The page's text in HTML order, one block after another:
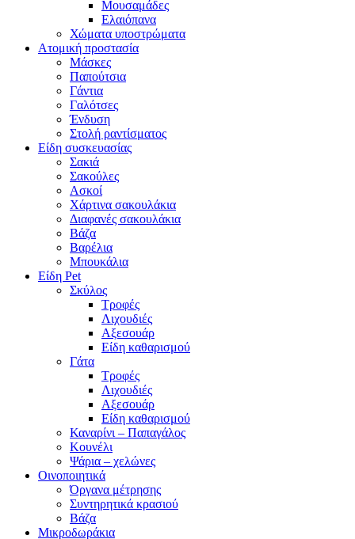
Μουσαμάδες
Ελαιόπανα
Χώματα υποστρώματα
Ατομική προστασία
Μάσκες
Παπούτσια
Γάντια
Γαλότσες
Ένδυση
Στολή ραντίσματος
Είδη συσκευασίας
Σακιά
Σακούλες
Ασκοί
Χάρτινα σακουλάκια
Διαφανές σακουλάκια
Βάζα
Βαρέλια
Μπουκάλια
Είδη Pet
Σκύλος
Τροφές
Λιχουδιές
Αξεσουάρ
Είδη καθαρισμού
Γάτα
Τροφές
Λιχουδιές
Αξεσουάρ
Είδη καθαρισμού
Καναρίνι – Παπαγάλος
Κουνέλι
Ψάρια – χελώνες
Οινοποιητικά
Όργανα μέτρησης
Συντηρητικά κρασιού
Βάζα
Μικροδωράκια